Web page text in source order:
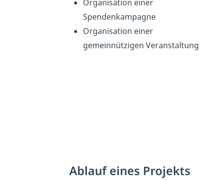
Organisation einer
Spendenkampagne
Organisation einer
gemeinnützigen Veranstaltung
Ablauf eines Projekts